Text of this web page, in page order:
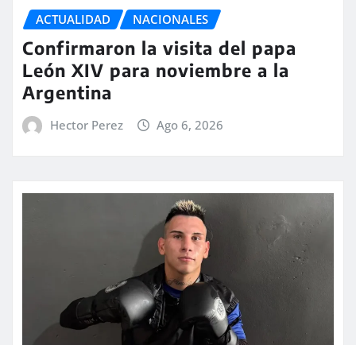
ACTUALIDAD NACIONALES
Confirmaron la visita del papa
León XIV para noviembre a la
Argentina
Hector Perez Ago 6, 2026